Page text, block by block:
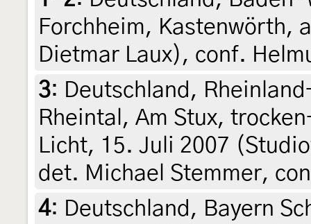
Forchheim, Kastenwörth,
Dietmar Laux), conf.
3: Deutschland,
Rheintal, Am Stux,
Licht, 15. Juli 2007
det. Michael Stemmer,
4: Deutschland, Bayern